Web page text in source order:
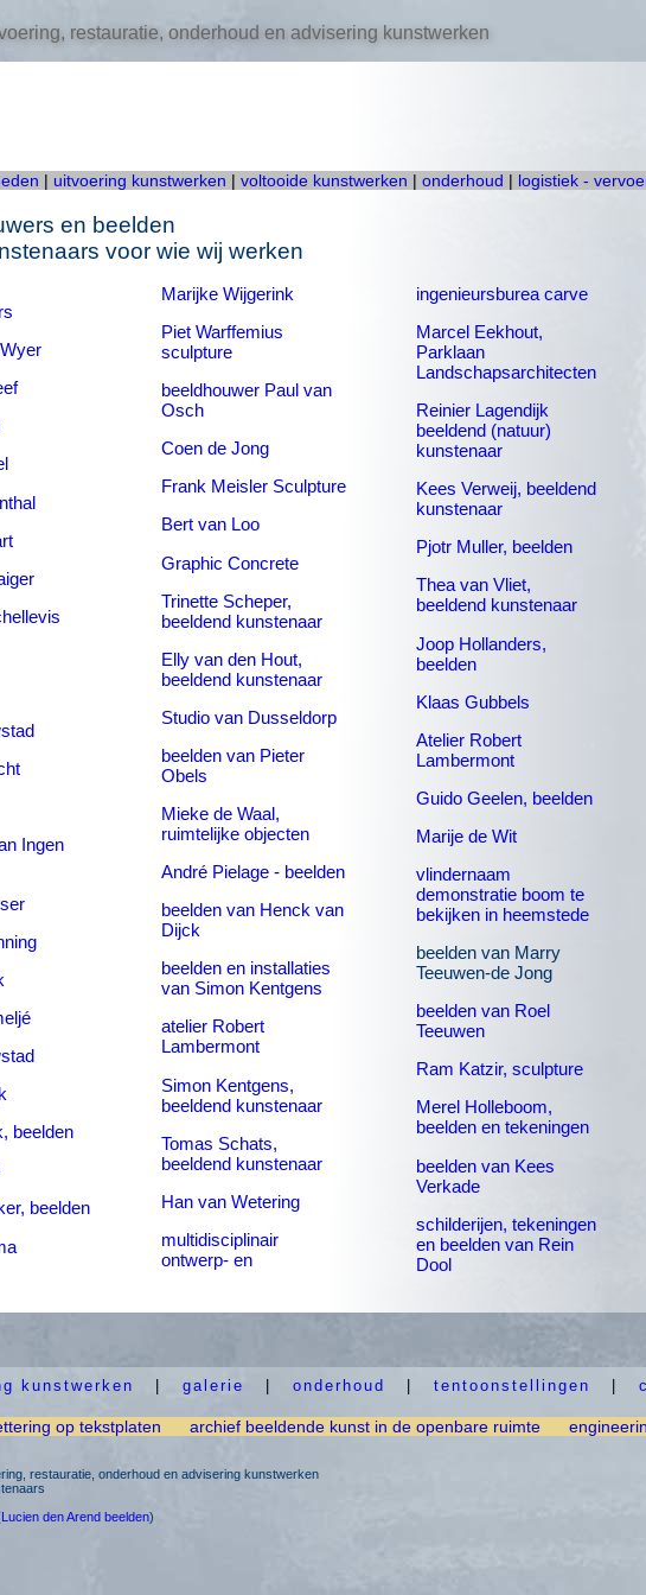
restauratie, onderhoud en advisering kunstwerken
| uitvoering kunstwerken | voltooide kunstwerken | onderhoud | logistiek -
en beelden
voor wie wij werken
Staiger
Ingen
beelden
beelden
Marijke Wijgerink
Piet Warffemius
sculpture
beeldhouwer Paul van
Osch
Coen de Jong
Frank Meisler Sculpture
Bert van Loo
Graphic Concrete
Trinette Scheper,
beeldend kunstenaar
Elly van den Hout,
beeldend kunstenaar
Studio van Dusseldorp
beelden van Pieter
Obels
Mieke de Waal,
ruimtelijke objecten
André Pielage - beelden
beelden van Henck van
Dijck
beelden en installaties
van Simon Kentgens
atelier Robert
Lambermont
Simon Kentgens,
beeldend kunstenaar
Tomas Schats,
beeldend kunstenaar
Han van Wetering
multidisciplinair
ontwerp- en
ingenieursburea carve
Marcel Eekhout,
Parklaan
Landschapsarchitecten
Reinier Lagendijk
beeldend (natuur)
kunstenaar
Kees Verweij, beeldend
kunstenaar
Pjotr Muller, beelden
Thea van Vliet,
beeldend kunstenaar
Joop Hollanders,
beelden
Klaas Gubbels
Atelier Robert
Lambermont
Guido Geelen, beelden
Marije de Wit
vlindernaam
demonstratie boom te
bekijken in heemstede
beelden van Marry
Teeuwen-de Jong
beelden van Roel
Teeuwen
Ram Katzir, sculpture
Merel Holleboom,
beelden en tekeningen
beelden van Kees
Verkade
schilderijen, tekeningen
en beelden van Rein
Dool
kunstwerken galerie onderhoud tentoonstellingen
op tekstplaten archief beeldende kunst in de openbare ruimte
restauratie, onderhoud en advisering kunstwerken
Lucien den Arend beelden)